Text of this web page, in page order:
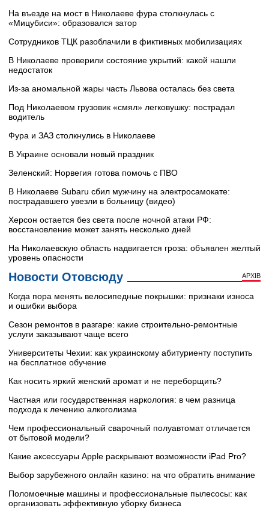
На въезде на мост в Николаеве фура столкнулась с
«Мицубиси»: образовался затор
Сотрудников ТЦК разоблачили в фиктивных мобилизациях
В Николаеве проверили состояние укрытий: какой нашли
недостаток
Из-за аномальной жары часть Львова осталась без света
Под Николаевом грузовик «смял» легковушку: пострадал
водитель
Фура и ЗАЗ столкнулись в Николаеве
В Украине основали новый праздник
Зеленский: Норвегия готова помочь с ПВО
В Николаеве Subaru сбил мужчину на электросамокате:
пострадавшего увезли в больницу (видео)
Херсон остается без света после ночной атаки РФ:
восстановление может занять несколько дней
На Николаевскую область надвигается гроза: объявлен желтый
уровень опасности
Новости Отовсюду АРХІВ
Когда пора менять велосипедные покрышки: признаки износа
и ошибки выбора
Сезон ремонтов в разгаре: какие строительно-ремонтные
услуги заказывают чаще всего
Университеты Чехии: как украинскому абитуриенту поступить
на бесплатное обучение
Как носить яркий женский аромат и не переборщить?
Частная или государственная наркология: в чем разница
подхода к лечению алкоголизма
Чем профессиональный сварочный полуавтомат отличается
от бытовой модели?
Какие аксессуары Apple раскрывают возможности iPad Pro?
Выбор зарубежного онлайн казино: на что обратить внимание
Поломоечные машины и профессиональные пылесосы: как
организовать эффективную уборку бизнеса